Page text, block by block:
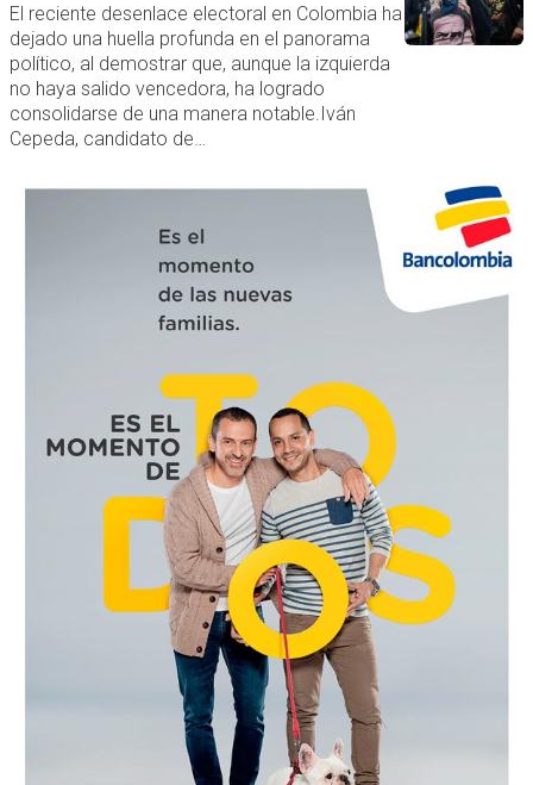
El reciente desenlace electoral en Colombia ha
dejado una huella profunda en el panorama
político, al demostrar que, aunque la izquierda
no haya salido vencedora, ha logrado
consolidarse de una manera notable.Iván
Cepeda, candidato de…